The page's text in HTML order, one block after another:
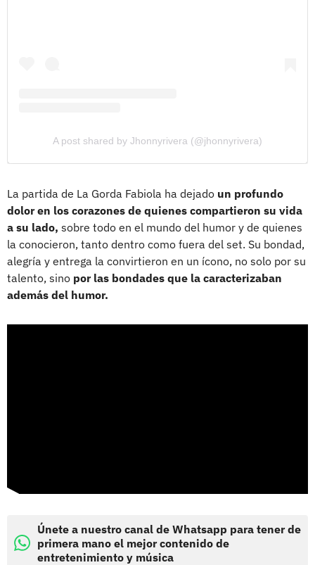
A post shared by Jhonnyrivera (@jhonnyrivera)
La partida de La Gorda Fabiola ha dejado un profundo
dolor en los corazones de quienes compartieron su vida
a su lado, sobre todo en el mundo del humor y de quienes
la conocieron, tanto dentro como fuera del set. Su bondad,
alegría y entrega la convirtieron en un ícono, no solo por su
talento, sino por las bondades que la caracterizaban
además del humor.
Únete a nuestro canal de Whatsapp para tener de
primera mano el mejor contenido de
entretenimiento y música